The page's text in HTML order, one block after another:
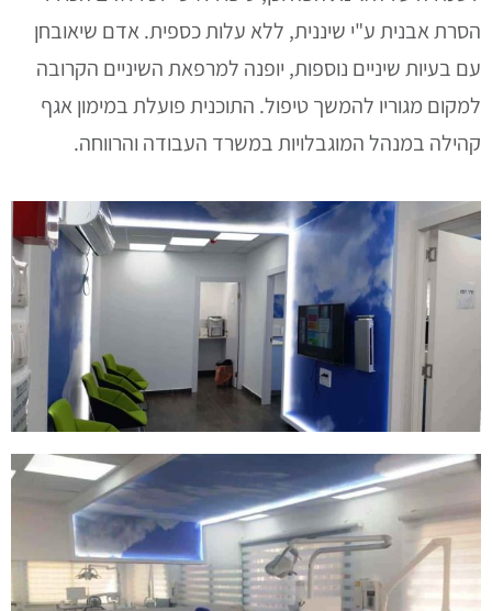
הסרת אבנית ע"י שיננית, ללא עלות כספית. אדם שיאובחן
עם בעיות שיניים נוספות, יופנה למרפאת השיניים הקרובה
למקום מגוריו להמשך טיפול. התוכנית פועלת במימון אגף
קהילה במנהל המוגבלויות במשרד העבודה והרווחה.